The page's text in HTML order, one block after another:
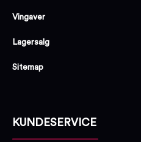
Vingaver
Lagersalg
Sitemap
KUNDESERVICE